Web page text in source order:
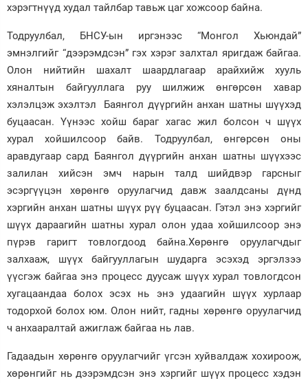
хэрэгтнүүд худал тайлбар тавьж цаг хожсоор байна.
Тодруулбал, БНСУ-ын иргэнээс “Монгол Хьюндай”
эмнэлгийг “дээрэмдсэн” гэх хэрэг залхтал яригдаж байгаа.
Олон нийтийн шахалт шаардлагаар арайхийж хууль
хяналтын байгууллага руу шилжиж өнгөрсөн хавар
хэлэлцэж эхэлтэл Баянгол дүүргийн анхан шатны шүүхэд
буцаасан. Үүнээс хойш бараг хагас жил болсон ч шүүх
хурал хойшилсоор байв. Тодруулбал, өнгөрсөн оны
аравдугаар сард Баянгол дүүргийн анхан шатны шүүхээс
залилан хийсэн эмч нарын талд шийдвэр гарсныг
эсэргүүцэн хөрөнгө оруулагчид давж заалдсаны дүнд
хэргийн анхан шатны шүүх рүү буцаасан. Гэтэл энэ хэргийг
шүүх дараагийн шатны хурал олон удаа хойшилсоор энэ
пүрэв гаригт товлогдоод байна.Хөрөнгө оруулагчдыг
залхааж, шүүх байгууллагын шударга эсэхэд эргэлзээ
үүсгэж байгаа энэ процесс дуусаж шүүх хурал товлогдсон
хугацаандаа болох эсэх нь энэ удаагийн шүүх хурлаар
тодорхой болох юм. Олон нийт, гадны хөрөнгө оруулагчид
ч анхааралтай ажиглаж байгаа нь лав.
Гадаадын хөрөнгө оруулагчийг үгсэн хуйвалдаж хохироож,
хөрөнгийг нь дээрэмдсэн энэ хэргийг шүүх процесс хэдэн